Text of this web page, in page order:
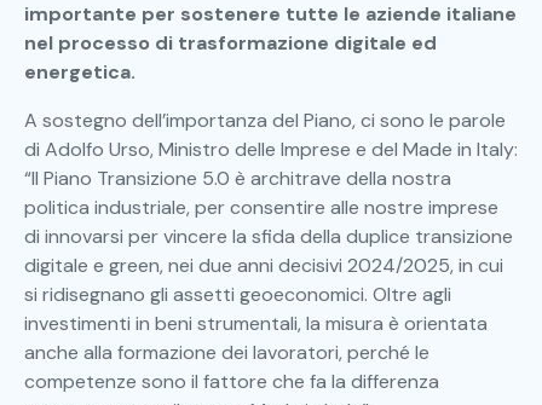
importante per sostenere tutte le aziende italiane
nel processo di trasformazione digitale ed
energetica.
A sostegno dell’importanza del Piano, ci sono le parole
di Adolfo Urso, Ministro delle Imprese e del Made in Italy:
“Il Piano Transizione 5.0 è architrave della nostra
politica industriale, per consentire alle nostre imprese
di innovarsi per vincere la sfida della duplice transizione
digitale e green, nei due anni decisivi 2024/2025, in cui
si ridisegnano gli assetti geoeconomici. Oltre agli
investimenti in beni strumentali, la misura è orientata
anche alla formazione dei lavoratori, perché le
competenze sono il fattore che fa la differenza